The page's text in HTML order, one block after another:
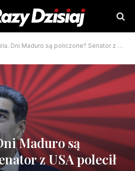
Maduro są policzone? Senator z USA polecił mu ucieczkę
Maduro są
z USA polecił